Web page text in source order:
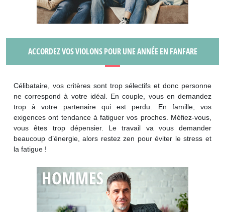
ACCORDEZ VOS VIOLONS POUR UNE ANNÉE EN FANFARE
Célibataire, vos critères sont trop sélectifs et donc personne
ne correspond à votre idéal. En couple, vous en demandez
trop à votre partenaire qui est perdu. En famille, vos
exigences ont tendance à fatiguer vos proches. Méfiez-vous,
vous êtes trop dépensier. Le travail va vous demander
beaucoup d’énergie, alors restez zen pour éviter le stress et
la fatigue !